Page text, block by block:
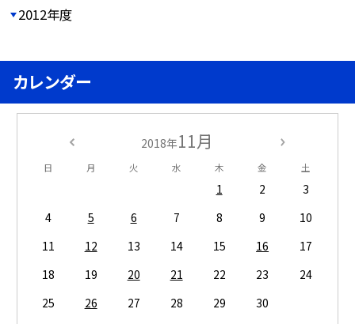
2012年度
カレンダー
2018年11月
日 月 火 水 木 金 土
1 2
3
4
5 6 7 8 9
10
11
12 13 14 15 16
17
18
19 20 21 22 23
24
25
26 27 28 29 30